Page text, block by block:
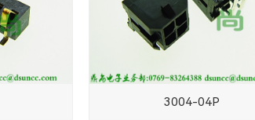
3004-04P